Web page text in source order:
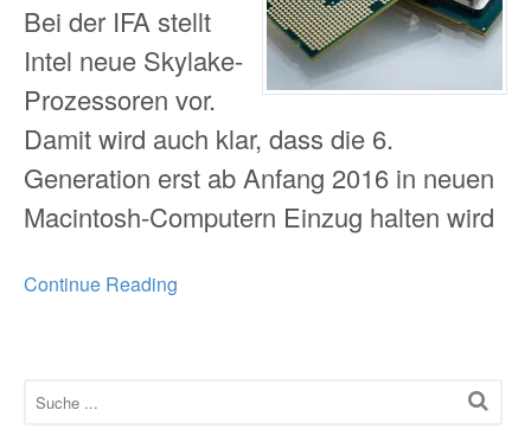
Bei der IFA stellt
Intel neue Skylake-
Prozessoren vor.
Damit wird auch klar, dass die 6.
Generation erst ab Anfang 2016 in neuen
Macintosh-Computern Einzug halten wird
Continue Reading